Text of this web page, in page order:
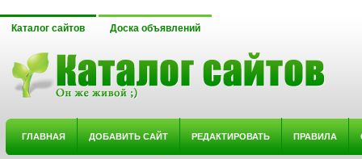
Каталог сайтов Доска объявлений
ГЛАВНАЯ ДОБАВИТЬ САЙТ РЕДАКТИРОВАТЬ ПРАВИЛА